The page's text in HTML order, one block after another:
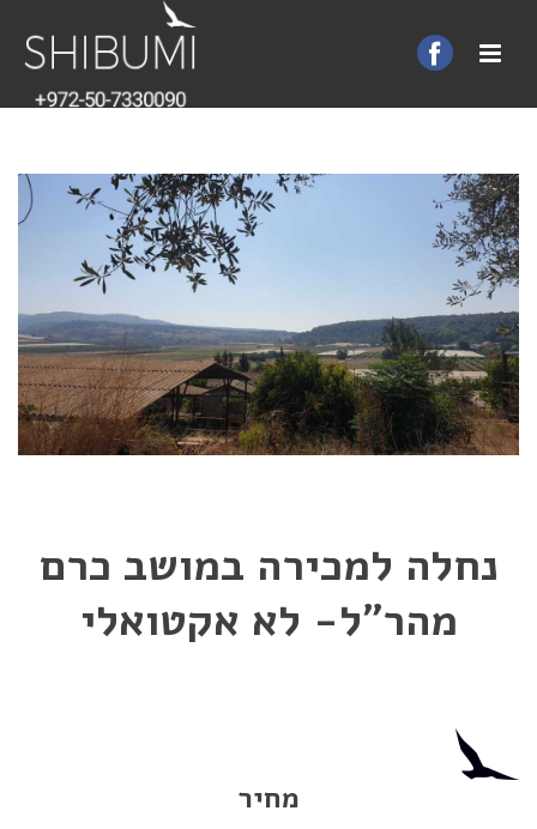
נחלה למכירה במושב כרם
מהר"ל- לא אקטואלי
מחיר